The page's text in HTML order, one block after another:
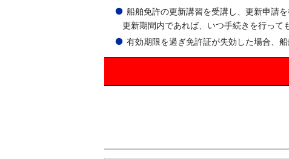
船舶免許の更新講習を受講し、更新申請
更新期間内であれば、いつ手続きを行って
有効期限を過ぎ免許証が失効した場合、